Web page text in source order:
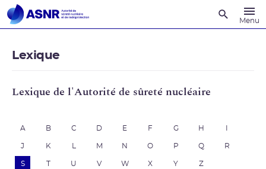
Menu
Lexique
Lexique de l'Autorité de sûreté nucléaire
A B C D E F G H
J K M N O P Q R
S U V W X Y Z